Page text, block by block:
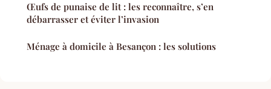
Œufs de punaise de lit : les reconnaître, s’en
débarrasser et éviter l’invasion
Ménage à domicile à Besançon : les solutions